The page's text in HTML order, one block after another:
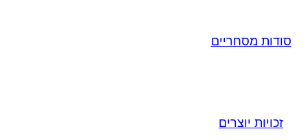
סודות מסחריים
זכויות יוצרים